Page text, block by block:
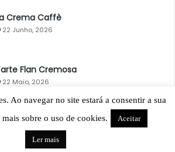
Crema Caffè
22 Junho, 2026
Flan Cremosa
22 Maio, 2026
Ao navegar no site estará a consentir a sua
sobre o uso de cookies.
Aceitar
Ler mais